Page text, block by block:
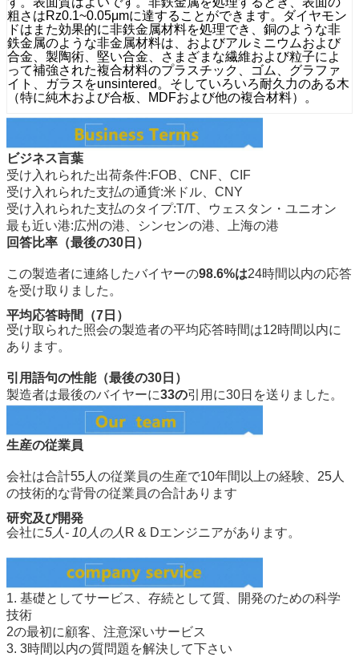
粗さはRz0.1~0.05μmに達することができます。ダイヤモン
ドはまた効果的に非鉄金属材料を処理でき、銅のような非
鉄金属のような非金属材料は、およびアルミニウムおよび
合金、製陶術、堅い合金、さまざまな繊維および粒子によ
って補強された複合材料のプラスチック、ゴム、グラファ
イト、ガラスをunsintered。そしていろいろ耐久力のある木
（特に純木および合板、MDFおよび他の複合材料）。
ビジネス言葉
受け入れられた出荷条件:FOB、CNF、CIF
受け入れられた支払の通貨:米ドル、CNY
受け入れられた支払のタイプ:T/T、ウェスタン・ユニオン
最も近い港:広州の港、シンセンの港、上海の港
回答比率（最後の30日）
この製造者に連絡したバイヤーの98.6%は24時間以内の応答
を受け取りました。
平均応答時間（7日）
受け取られた照会の製造者の平均応答時間は12時間以内に
あります。
引用語句の性能（最後の30日）
製造者は最後のバイヤーに33の引用に30日を送りました。
生産の従業員
会社は合計55人の従業員の生産で10年間以上の経験、25人
の技術的な背骨の従業員の合計あります
研究及び開発
会社に5人- 10人の人 R & Dエンジニアがあります。
1. 基礎としてサービス、存続として質、開発のための科学
技術
2の最初に顧客、注意深いサービス
3. 3時間以内の質問題を解決して下さい